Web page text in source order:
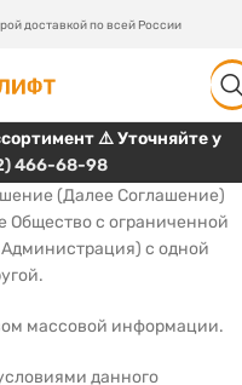
доставкой по всей России
⚠️ Уточняйте у
466-68-98
(Далее Соглашение)
Общество с ограниченной
с одной
массовой информации.
данного